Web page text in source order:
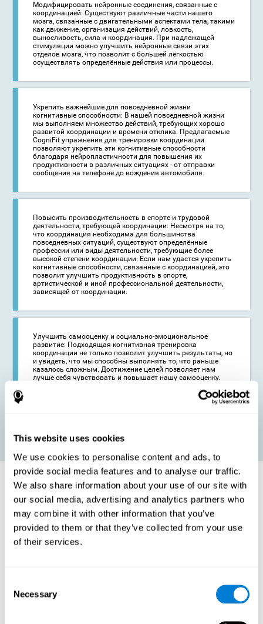
This website uses cookies
We use cookies to personalise content and ads, to
provide social media features and to analyse our traffic.
We also share information about your use of our site with
our social media, advertising and analytics partners who
may combine it with other information that you’ve
provided to them or that they’ve collected from your use
of their services.
Selection
Necessary
Модифицировать нейронные соединения, связанные с
координацией: Существуют различные части нашего
мозга, связанные с двигательными аспектами тела, такими
как движение, организация действий, ловкость,
выносливость, сила и координация. При надлежащей
стимуляции можно улучшить нейронные связи этих
отделов мозга, что позволит с большей лёгкостью
осуществлять определённые действия или процессы.
Укрепить важнейшие для повседневной жизни
когнитивные способности: В нашей повседневной жизни
мы выполняем множество действий, требующих хорошо
развитой координации и времени отклика. Предлагаемые
CogniFit упражнения для тренировки координации
позволяют укрепить эти когнитивные способности
благодаря нейропластичности для повышения их
продуктивности в различных ситуациях - от отправки
сообщения на телефоне до вождения автомобиля.
Повысить производительность в спорте и трудовой
деятельности, требующей координации: Несмотря на то,
что координация необходима для большинства
повседневных ситуаций, существуют определённые
профессии или виды деятельности, требующие более
высокой степени координации. Если нам удастся укрепить
когнитивные способности, связанные с координацией, это
позволит улучшить продуктивность в спорте,
артистической и иной профессиональной деятельности,
зависящей от координации.
Улучшить самооценку и социально-эмоциональное
развитие: Подходящая когнитивная тренировка
координации не только позволит улучшить результаты, но
и увидеть, что мы способны выполнять то, что раньше
казалось сложным. Достижение целей позволяет нам
лучше себя чувствовать и повышает нашу самооценку.
социально-эмоциональном развитии, поскольку вера в
собственные силы и способности помогает нам лучше
Как укрепляются когнитивные
функции?
Тренировка координации от CogniFit ("КогниФит") является
вызовом для мозга, пропорциональным текущему когнитивному
состоянию пользователя, и предлагает задания в соответствии с
потребностями каждого конкретного человека. Мозгу
Для адаптации к когнитивным требованиям тренировки